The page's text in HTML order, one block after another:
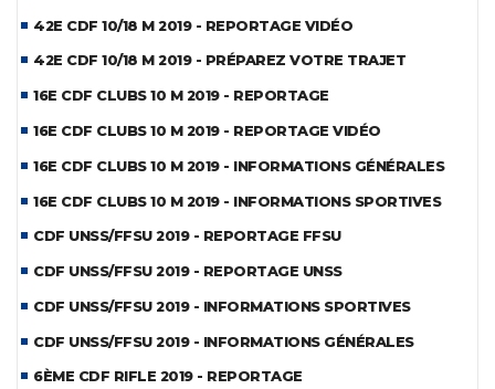
42E CDF 10/18 M 2019 - REPORTAGE VIDÉO
42E CDF 10/18 M 2019 - PRÉPAREZ VOTRE TRAJET
16E CDF CLUBS 10 M 2019 - REPORTAGE
16E CDF CLUBS 10 M 2019 - REPORTAGE VIDÉO
16E CDF CLUBS 10 M 2019 - INFORMATIONS GÉNÉRALES
16E CDF CLUBS 10 M 2019 - INFORMATIONS SPORTIVES
CDF UNSS/FFSU 2019 - REPORTAGE FFSU
CDF UNSS/FFSU 2019 - REPORTAGE UNSS
CDF UNSS/FFSU 2019 - INFORMATIONS SPORTIVES
CDF UNSS/FFSU 2019 - INFORMATIONS GÉNÉRALES
6ÈME CDF RIFLE 2019 - REPORTAGE